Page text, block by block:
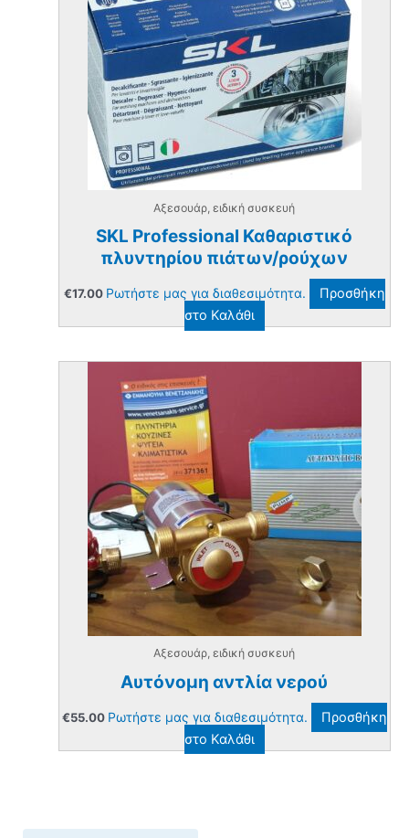
Αξεσουάρ, ειδική συσκευή
SKL Professional Καθαριστικό
πλυντηρίου πιάτων/ρούχων
€17.00 Ρωτήστε μας για διαθεσιμότητα.
Προσθήκη
στο Καλάθι
Αξεσουάρ, ειδική συσκευή
Αυτόνομη αντλία νερού
€55.00 Ρωτήστε μας για διαθεσιμότητα.
Προσθήκη
στο Καλάθι